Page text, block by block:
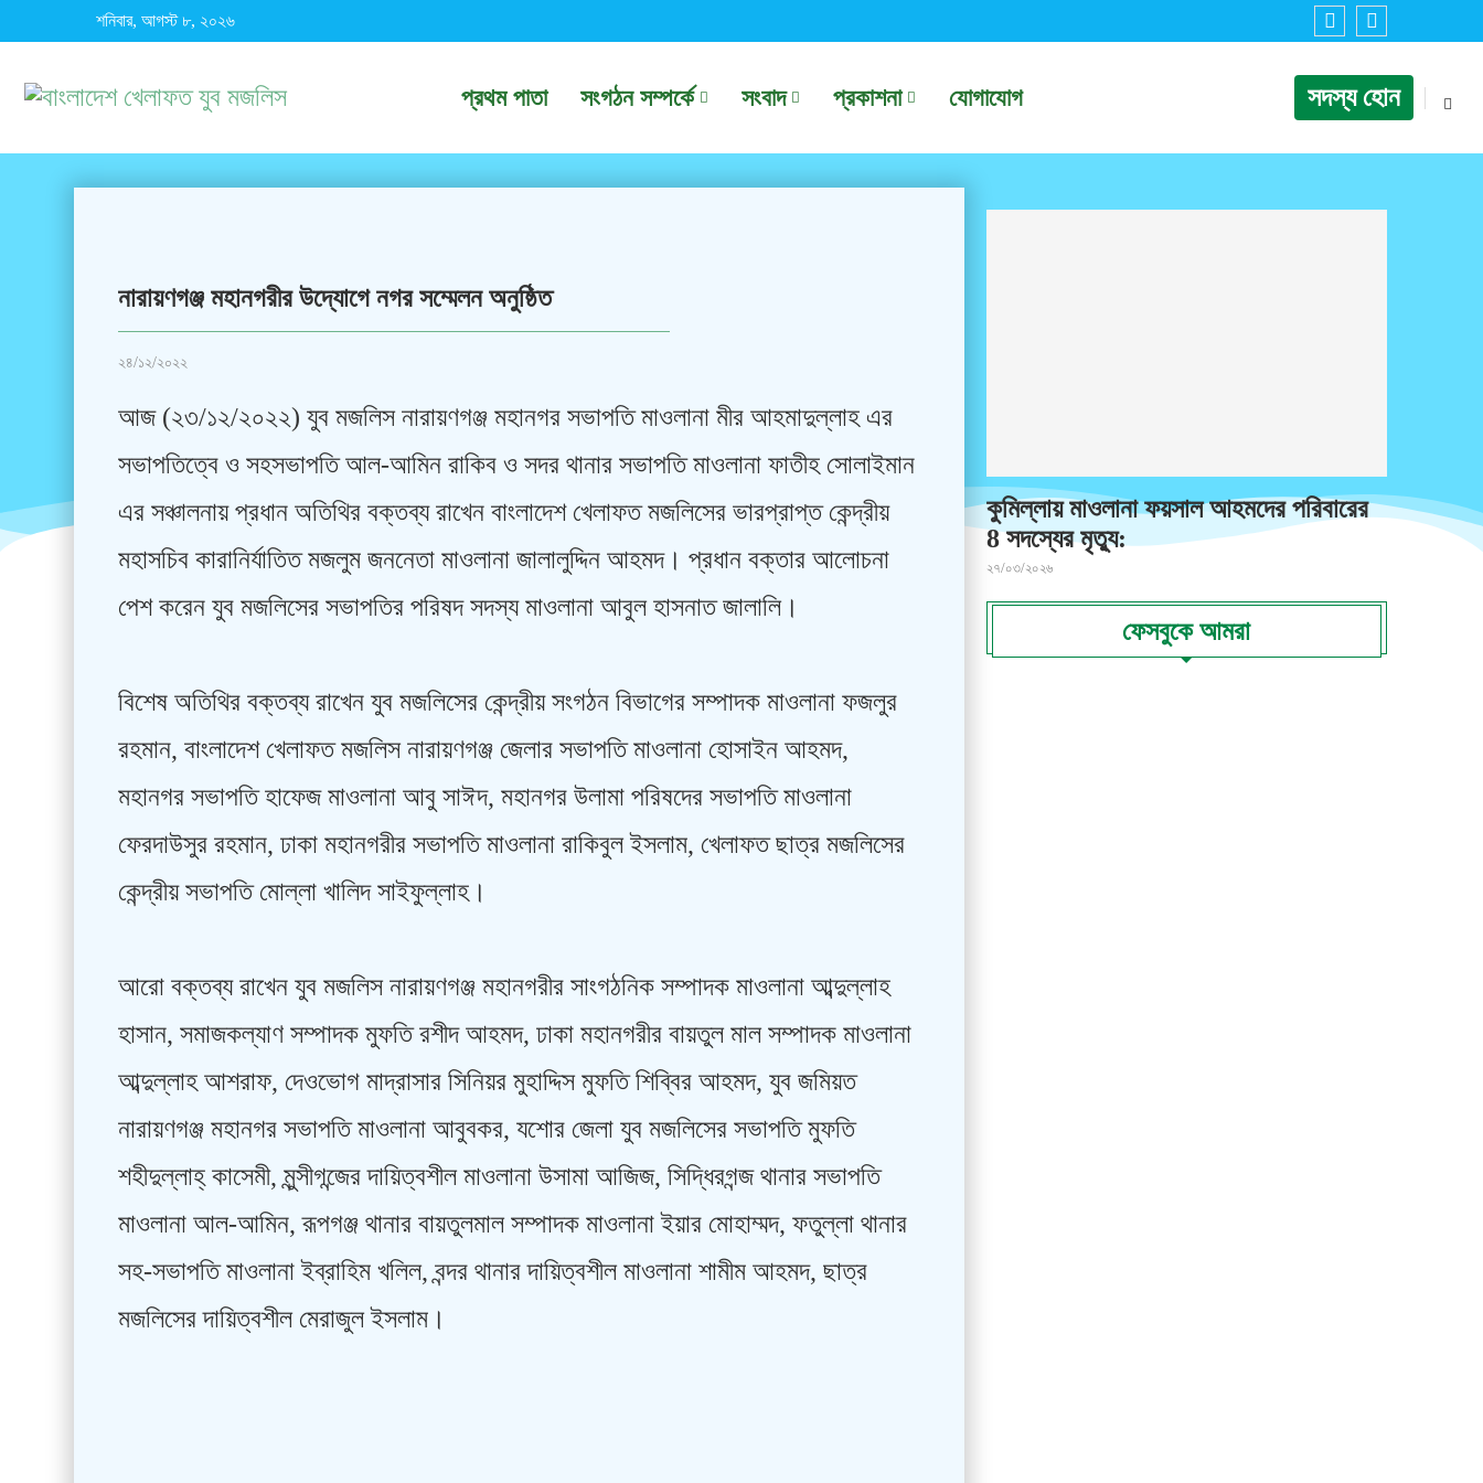
শনিবার, আগস্ট ৮, ২০২৬
প্রথম পাতা সংগঠন সম্পর্কে সংবাদ প্রকাশনা যোগাযোগ সদস্য হোন
নারায়ণগঞ্জ মহানগরীর উদ্যোগে নগর সম্মেলন অনুষ্ঠিত
২৪/১২/২০২২
আজ (২৩/১২/২০২২) যুব মজলিস নারায়ণগঞ্জ মহানগর সভাপতি মাওলানা মীর আহমাদুল্লাহ এর
সভাপতিত্বে ও সহসভাপতি আল-আমিন রাকিব ও সদর থানার সভাপতি মাওলানা ফাতীহ সোলাইমান
এর সঞ্চালনায় প্রধান অতিথির বক্তব্য রাখেন বাংলাদেশ খেলাফত মজলিসের ভারপ্রাপ্ত কেন্দ্রীয়
মহাসচিব কারানির্যাতিত মজলুম জননেতা মাওলানা জালালুদ্দিন আহমদ। প্রধান বক্তার আলোচনা
পেশ করেন যুব মজলিসের সভাপতির পরিষদ সদস্য মাওলানা আবুল হাসনাত জালালি।
বিশেষ অতিথির বক্তব্য রাখেন যুব মজলিসের কেন্দ্রীয় সংগঠন বিভাগের সম্পাদক মাওলানা ফজলুর
রহমান, বাংলাদেশ খেলাফত মজলিস নারায়ণগঞ্জ জেলার সভাপতি মাওলানা হোসাইন আহমদ,
মহানগর সভাপতি হাফেজ মাওলানা আবু সাঈদ, মহানগর উলামা পরিষদের সভাপতি মাওলানা
ফেরদাউসুর রহমান, ঢাকা মহানগরীর সভাপতি মাওলানা রাকিবুল ইসলাম, খেলাফত ছাত্র মজলিসের
কেন্দ্রীয় সভাপতি মোল্লা খালিদ সাইফুল্লাহ।
আরো বক্তব্য রাখেন যুব মজলিস নারায়ণগঞ্জ মহানগরীর সাংগঠনিক সম্পাদক মাওলানা আব্দুল্লাহ
হাসান, সমাজকল্যাণ সম্পাদক মুফতি রশীদ আহমদ, ঢাকা মহানগরীর বায়তুল মাল সম্পাদক মাওলানা
আব্দুল্লাহ আশরাফ, দেওভোগ মাদ্রাসার সিনিয়র মুহাদ্দিস মুফতি শিব্বির আহমদ, যুব জমিয়ত
নারায়ণগঞ্জ মহানগর সভাপতি মাওলানা আবুবকর, যশোর জেলা যুব মজলিসের সভাপতি মুফতি
শহীদুল্লাহ্ কাসেমী, মুন্সীগন্জের দায়িত্বশীল মাওলানা উসামা আজিজ, সিদ্ধিরগন্জ থানার সভাপতি
মাওলানা আল-আমিন, রূপগঞ্জ থানার বায়তুলমাল সম্পাদক মাওলানা ইয়ার মোহাম্মদ, ফতুল্লা থানার
সহ-সভাপতি মাওলানা ইব্রাহিম খলিল, বন্দর থানার দায়িত্বশীল মাওলানা শামীম আহমদ, ছাত্র
মজলিসের দায়িত্বশীল মেরাজুল ইসলাম।
কুমিল্লায় মাওলানা ফয়সাল আহমদের পরিবারের
8 সদস্যের মৃত্যু:
২৭/০৩/২০২৬
ফেসবুকে আমরা